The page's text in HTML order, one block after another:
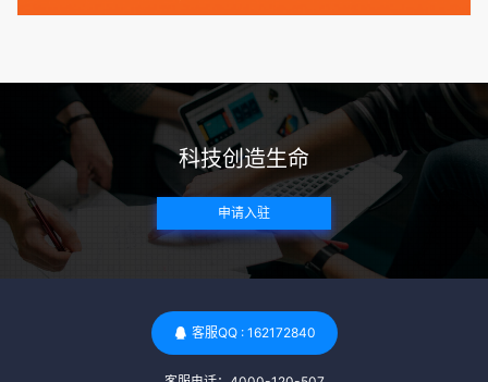
病史。这通常需要通过基因检测、家族史调查和医疗记录审查
带任何可传染给受卵者的病原体。 药物与生活习惯：捐赠者需
要是非尼古丁使用者、非吸烟者、非吸毒者，并且未使用可能
影响卵子质量的药物，如某些精神药物和避孕植入物。 学历与
心理标准 学历要求：部分卵子库对捐赠者的学历有一定要求，
但这并非普遍标准。一些卵子库可能更倾向于选择受过高等教
育的女性作为捐赠者，但这并不是绝对的筛选条件。 心理状态
评估：捐赠者需要进行心理状态评估，以确定其对捐赠过程的
于确保捐赠者在捐赠过程中保持积极的心态，并理解其捐赠行
为的意义。 其他标准 责任心与沟通能力：由于捐卵过程的时
科技创造生命
申请入驻
客服QQ : 162172840